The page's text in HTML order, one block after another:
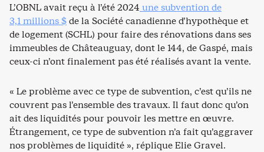
L’OBNL avait reçu à l’été 2024 une subvention de
3,1 millions $de la Société canadienne d’hypothèque et
de logement (SCHL) pour faire des rénovations dans ses
immeubles de Châteauguay, dont le 144, de Gaspé, mais
ceux-ci n’ont finalement pas été réalisés avant la vente.
« Le problème avec ce type de subvention, c’est qu’ils ne
couvrent pas l’ensemble des travaux. Il faut donc qu’on
ait des liquidités pour pouvoir les mettre en œuvre.
Étrangement, ce type de subvention n’a fait qu’aggraver
nos problèmes de liquidité », réplique Elie Gravel.